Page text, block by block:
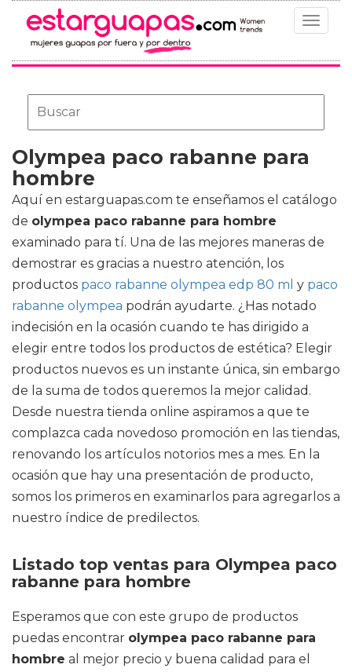
Toggle
Olympea paco rabanne para
hombre
Aquí en estarguapas.com te enseñamos el catálogo
de olympea paco rabanne para hombre
examinado para tí. Una de las mejores maneras de
demostrar es gracias a nuestro atención, los
productos paco rabanne olympea edp 80 ml y paco
rabanne olympea podrán ayudarte. ¿Has notado
indecisión en la ocasión cuando te has dirigido a
elegir entre todos los productos de estética? Elegir
productos nuevos es un instante única, sin embargo
de la suma de todos queremos la mejor calidad.
Desde nuestra tienda online aspiramos a que te
complazca cada novedoso promoción en las tiendas,
renovando los artículos notorios mes a mes. En la
ocasión que hay una presentación de producto,
somos los primeros en examinarlos para agregarlos a
nuestro índice de predilectos.
Listado top ventas para Olympea paco
rabanne para hombre
Esperamos que con este grupo de productos
puedas encontrar olympea paco rabanne para
hombre al mejor precio y buena calidad para el